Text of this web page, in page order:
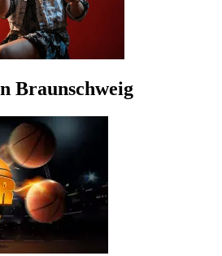
Braunschweig